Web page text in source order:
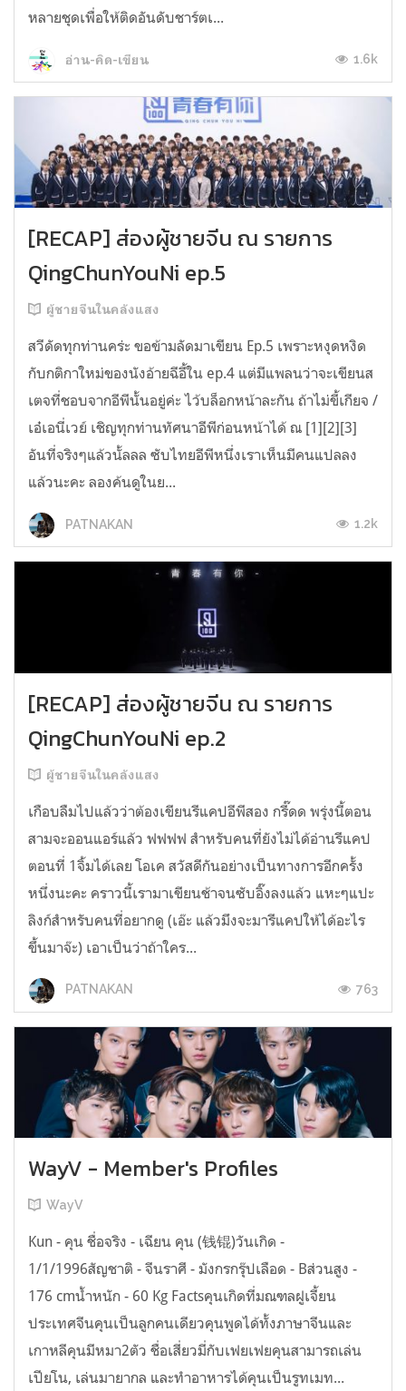
หลายชุดเพื่อให้ติดอันดับชาร์ตเ...
อ่าน-คิด-เขียน 1.6k
[RECAP] ส่องผู้ชายจีน ณ รายการ
QingChunYouNi ep.5
ผู้ชายจีนในคลังแสง
สวีดัดทุกท่านคร่ะ ขอข้ามลัดมาเขียน Ep.5 เพราะหงุดหงิด
กับกติกาใหม่ของนังอ้ายฉีอี้ใน ep.4 แต่มีแพลนว่าจะเขียนส
เตจที่ชอบจากอีพีนั้นอยู่ค่ะ ไว้บล็อกหน้าละกัน ถ้าไม่ขี้เกียจ /
เอ๋เอนี่เวย์ เชิญทุกท่านทัศนาอีพีก่อนหน้าได้ ณ [1][2][3]
อันที่จริงๆแล้วนั้ลลล ซับไทยอีพีหนึ่งเราเห็นมีคนแปลลง
แล้วนะคะ ลองค้นดูในย...
PATNAKAN 1.2k
[RECAP] ส่องผู้ชายจีน ณ รายการ
QingChunYouNi ep.2
ผู้ชายจีนในคลังแสง
เกือบลืมไปแล้วว่าต้องเขียนรีแคปอีพีสอง กรี๊ดด พรุ่งนี้ตอน
สามจะออนแอร์แล้ว ฟฟฟฟ สำหรับคนที่ยังไม่ได้อ่านรีแคป
ตอนที่ 1จิ้มได้เลย โอเค สวัสดีกันอย่างเป็นทางการอีกครั้ง
หนึ่งนะคะ คราวนี้เรามาเขียนช้าจนซับอิ๊งลงแล้ว แหะๆแปะ
ลิงก์สำหรับคนที่อยากดู (เอ๊ะ แล้วมึงจะมารีแคปให้ได้อะไร
ขึ้นมาจ๊ะ) เอาเป็นว่าถ้าใคร...
PATNAKAN 763
WayV - Member's Profiles
WayV
Kun - คุน ชื่อจริง - เฉียน คุน (钱锟)วันเกิด -
1/1/1996สัญชาติ - จีนราศี - มังกรกรุ๊ปเลือด - Bส่วนสูง -
176 cmน้ำหนัก - 60 Kg Factsคุนเกิดที่มณฑลฝูเจี้ยน
ประเทศจีนคุนเป็นลูกคนเดียวคุนพูดได้ทั้งภาษาจีนและ
เกาหลีคุนมีหมา2ตัว ชื่อเสี่ยวมี่กับเฟยเฟยคุนสามารถเล่น
เปียโน, เล่นมายากล และทำอาหารได้คุนเป็นรูทเมท...